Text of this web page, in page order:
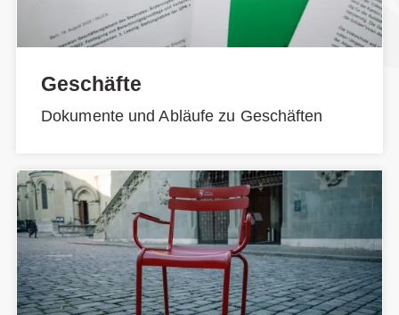
Geschäfte
Dokumente und Abläufe zu Geschäften